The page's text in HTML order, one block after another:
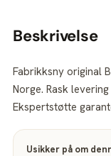
Beskrivelse
Fabrikksny original
Norge. Rask
Ekspertstøtte
Usikker på om